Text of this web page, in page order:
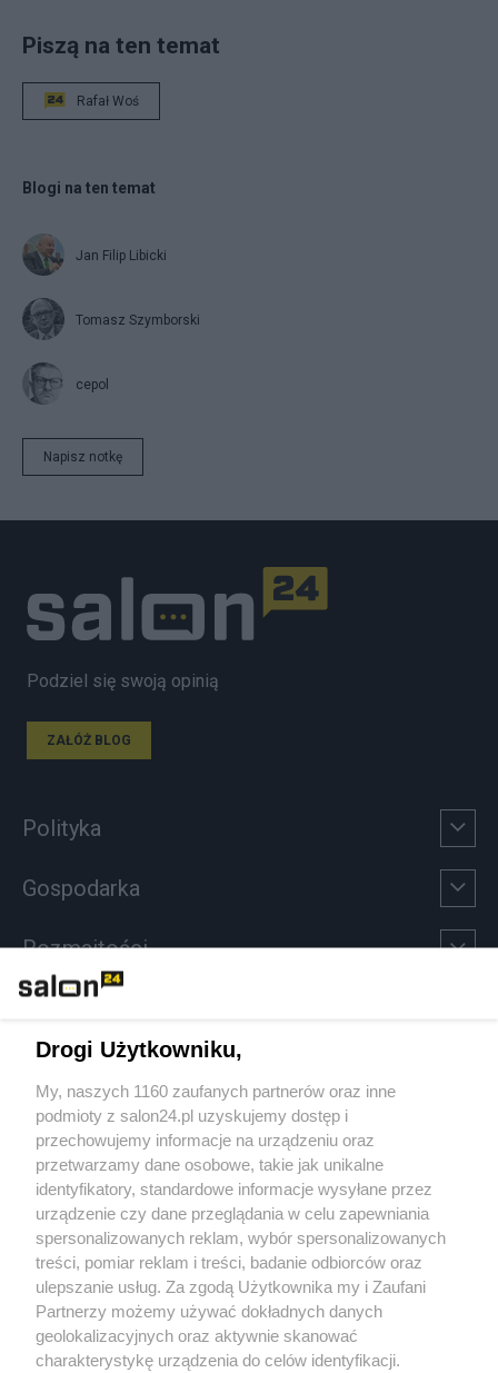
Piszą na ten temat
Rafał Woś
Blogi na ten temat
Jan Filip Libicki
Tomasz Szymborski
cepol
Napisz notkę
Podziel się swoją opinią
ZAŁÓŻ BLOG
Polityka
Gospodarka
Rozmaitości
Sport
Społeczeństwo
Kultura
X Facebook Instagram Youtube
Drogi Użytkowniku,
My, naszych 1160 zaufanych partnerów oraz inne
podmioty z salon24.pl uzyskujemy dostęp i
przechowujemy informacje na urządzeniu oraz
przetwarzamy dane osobowe, takie jak unikalne
identyfikatory, standardowe informacje wysyłane przez
urządzenie czy dane przeglądania w celu zapewniania
spersonalizowanych reklam, wybór spersonalizowanych
treści, pomiar reklam i treści, badanie odbiorców oraz
ulepszanie usług. Za zgodą Użytkownika my i Zaufani
Partnerzy możemy używać dokładnych danych
geolokalizacyjnych oraz aktywnie skanować
charakterystykę urządzenia do celów identyfikacji.